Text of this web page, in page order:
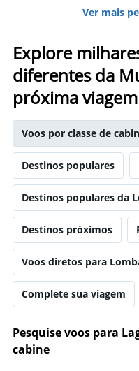
Ver mais
Explore
diferentes da
próxima viagem
Voos por classe de
Destinos populares
Destinos populares da
Destinos próximos
Voos diretos para
Complete sua viagem
Pesquise voos para
cabine